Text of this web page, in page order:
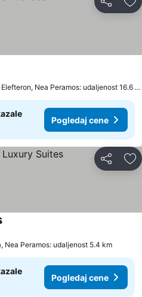
Deli
Nea Peramos: udaljenost 16.6
Pogledaj cene
Deli
Pogledaj cene
Nea Peramos: udaljenost 5.4 km
Pogledaj cene